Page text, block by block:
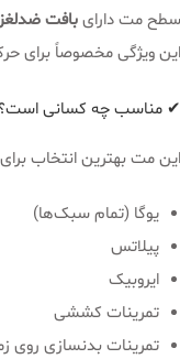
سطح مت دارایبافت
این ویژگی مخصوصاً برای
✔ مناسب چه کسانی
این مت بهترین انتخاب
یوگا (تمام سبک‌ها)
پیلاتس
ایروبیک
تمرینات کششی
تمرینات بدنسازی روی